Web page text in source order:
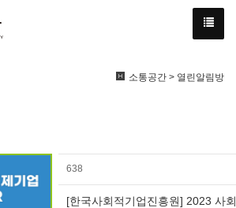
소통공간 > 열린알림방
638
[한국사회적기업진흥원] 2023 사